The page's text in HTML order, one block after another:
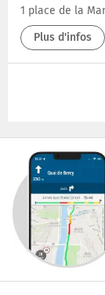
1 place de la
Plus d'infos